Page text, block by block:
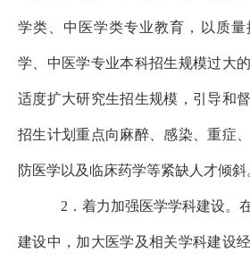
学类、中医学类专业教育，以质
学、中医学专业本科招生规模过大
适度扩大研究生招生规模，引导和
招生计划重点向麻醉、感染、重症
防医学以及临床药学等紧缺人才倾斜
2．着力加强医学学科建设。
建设中，加大医学及相关学科建设